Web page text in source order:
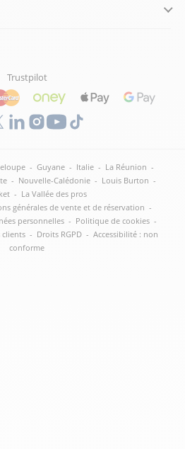
Trustpilot
- Guyane - Italie - La Réunion -
- Nouvelle-Calédonie - Louis Burton -
- La Vallée des pros
générales de vente et de réservation -
personnelles - Politique de cookies -
clients - Droits RGPD - Accessibilité : non
conforme